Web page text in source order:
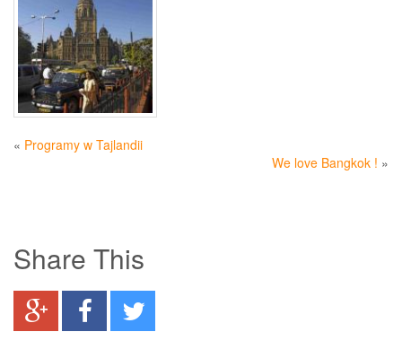
« Programy w Tajlandii
We love Bangkok ! »
Share This